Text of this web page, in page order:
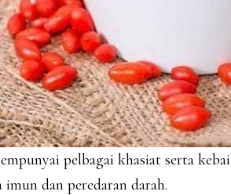
pelbagai khasiat serta
dan peredaran darah.